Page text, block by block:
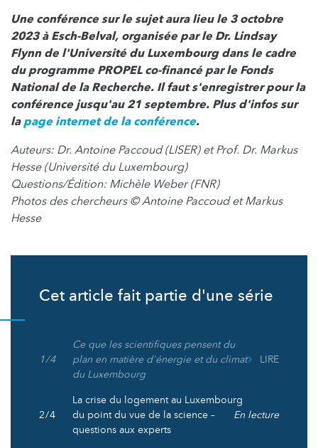
Une conférence sur le sujet aura lieu le 3 octobre
2023 à Esch-Belval, organisée par le Dr. Lindsay
Flynn de l'Université du Luxembourg dans le cadre
du programme PROPEL co-financé par le Fonds
National de la Recherche. Il faut s'enregistrer pour la
conférence jusqu'au 21 septembre. Plus d'infos sur
lapage internet de la conférence.
Auteurs: Dr. Antoine Paccoud (LISER) et Prof. Dr. Markus
Hesse (Université du Luxembourg)
Questions/Édition: Michèle Weber (FNR)
Photos des chercheurs © Antoine Paccoud et Markus
Hesse
Cet article fait partie d'une série
1 / 4
Ce que les scientifiques pensent du
plan en matière d'énergie et du climat
du Luxembourg
LIRE
2 / 4
La crise du logement au Luxembourg
du point du vue de la science –
questions aux experts
En lecture